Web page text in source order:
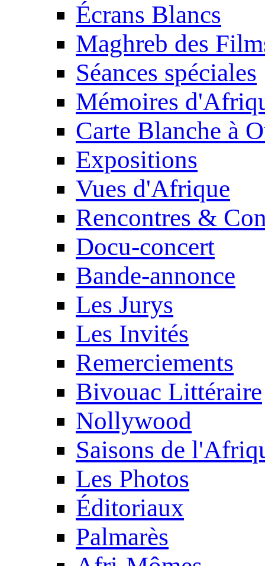
Écrans Blancs
Maghreb des
Séances spéciales
Mémoires
Carte Blanche à
Expositions
Vues d'Afrique
Rencontres &
Docu-concert
Bande-annonce
Les Jurys
Les Invités
Remerciements
Bivouac Littéraire
Nollywood
Saisons de
Les Photos
Éditoriaux
Palmarès